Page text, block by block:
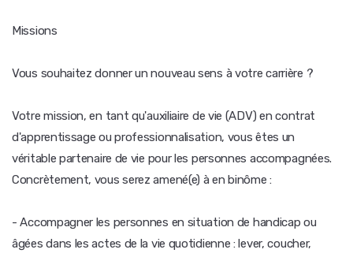
Missions
Vous souhaitez donner un nouveau sens à votre carrière ?
Votre mission, en tant qu'auxiliaire de vie (ADV) en contrat
d'apprentissage ou professionnalisation, vous êtes un
véritable partenaire de vie pour les personnes accompagnées.
Concrètement, vous serez amené(e) à en binôme :
- Accompagner les personnes en situation de handicap ou
âgées dans les actes de la vie quotidienne : lever, coucher,